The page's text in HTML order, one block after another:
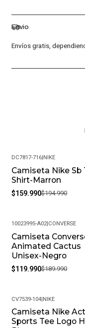
Envio
Envíos gratis,
-18%
DC7817-716|NIKE
Camiseta Nike Sb
Shirt-Marron
$159.990$194.990
-37%
10023995-A02|CONVERSE
Camiseta
Animated Cactus
Unisex-Negro
$119.990$189.990
-18%
CV7539-104|NIKE
Camiseta Nike
Sports Tee Logo